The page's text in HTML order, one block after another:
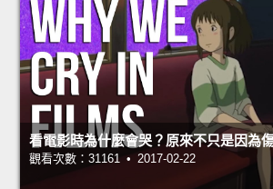
看電影時為什麼會哭？原來不只是因為
觀看次數：31161 • 2017-02-22